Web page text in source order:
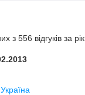
з 556 відгуків за рік